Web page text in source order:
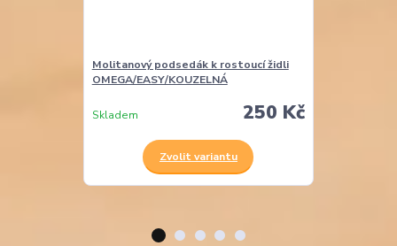
Molitanový podsedák k rostoucí židli
OMEGA/EASY/KOUZELNÁ
250 Kč
Skladem
Zvolit variantu